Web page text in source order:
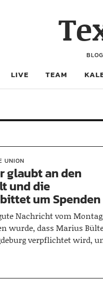
LIVE TEAM
UNION
glaubt an den
und die
um Spenden
Nachricht vom
wurde, dass Marius
verpflichtet wird,